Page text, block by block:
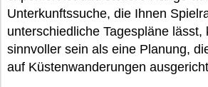
Unterkunftssuche, die Ihnen
unterschiedliche Tagespläne lässt,
sinnvoller sein als eine Planung,
auf Küstenwanderungen